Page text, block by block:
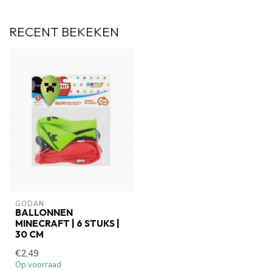
RECENT BEKEKEN
GODAN
BALLONNEN
MINECRAFT | 6 STUKS |
30 CM
€2,49
Op voorraad